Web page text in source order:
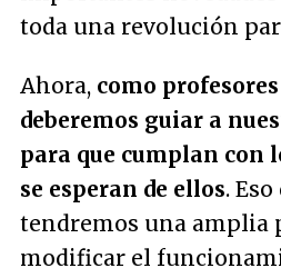
toda una revolución
Ahora, como
deberemos guiar a
para que cumplan con
se esperan de ellos.
tendremos una amplia
modificar el